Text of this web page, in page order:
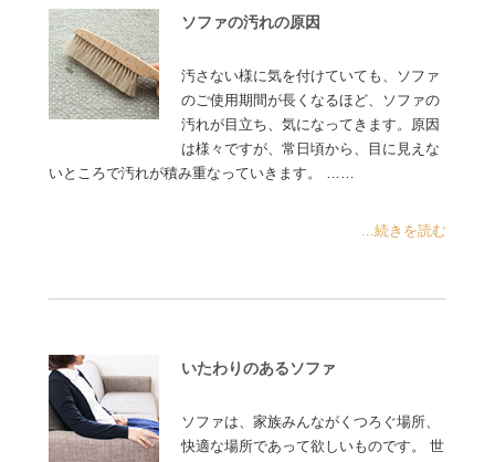
ソファの汚れの原因
汚さない様に気を付けていても、ソファ
のご使用期間が長くなるほど、ソファの
汚れが目立ち、気になってきます。原因
は様々ですが、常日頃から、目に見えな
いところで汚れが積み重なっていきます。 ……
...続きを読む
いたわりのあるソファ
ソファは、家族みんながくつろぐ場所、
快適な場所であって欲しいものです。 世